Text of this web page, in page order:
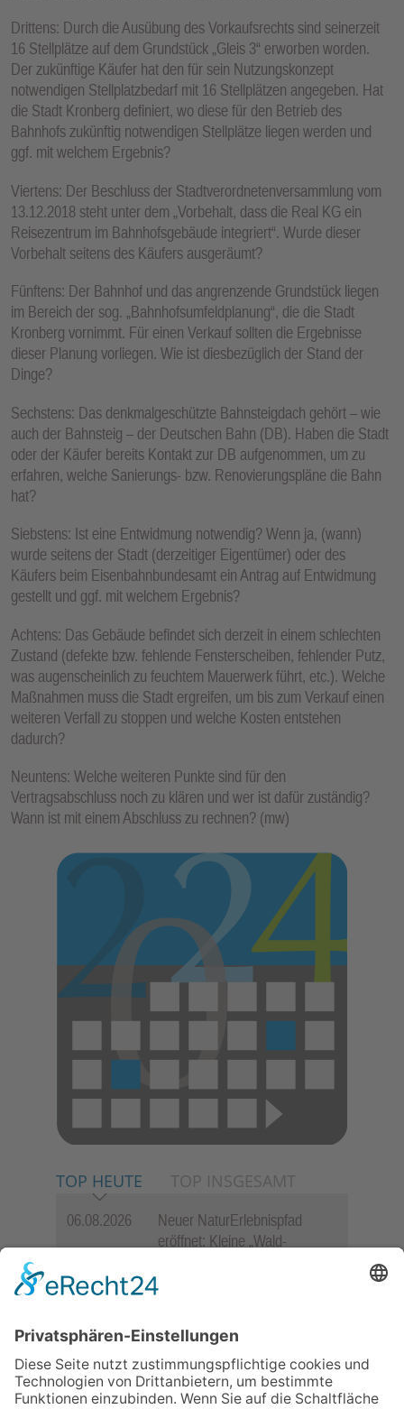
Drittens: Durch die Ausübung des Vorkaufsrechts sind seinerzeit
16 Stellplätze auf dem Grundstück „Gleis 3“ erworben worden.
Der zukünftige Käufer hat den für sein Nutzungskonzept
notwendigen Stellplatzbedarf mit 16 Stellplätzen angegeben. Hat
die Stadt Kronberg definiert, wo diese für den Betrieb des
Bahnhofs zukünftig notwendigen Stellplätze liegen werden und
ggf. mit welchem Ergebnis?
Viertens: Der Beschluss der Stadtverordnetenversammlung vom
13.12.2018 steht unter dem „Vorbehalt, dass die Real KG ein
Reisezentrum im Bahnhofsgebäude integriert“. Wurde dieser
Vorbehalt seitens des Käufers ausgeräumt?
Fünftens: Der Bahnhof und das angrenzende Grundstück liegen
im Bereich der sog. „Bahnhofsumfeldplanung“, die die Stadt
Kronberg vornimmt. Für einen Verkauf sollten die Ergebnisse
dieser Planung vorliegen. Wie ist diesbezüglich der Stand der
Dinge?
Sechstens: Das denkmalgeschützte Bahnsteigdach gehört – wie
auch der Bahnsteig – der Deutschen Bahn (DB). Haben die Stadt
oder der Käufer bereits Kontakt zur DB aufgenommen, um zu
erfahren, welche Sanierungs- bzw. Renovierungspläne die Bahn
hat?
Siebstens: Ist eine Entwidmung notwendig? Wenn ja, (wann)
wurde seitens der Stadt (derzeitiger Eigentümer) oder des
Käufers beim Eisenbahnbundesamt ein Antrag auf Entwidmung
gestellt und ggf. mit welchem Ergebnis?
Achtens: Das Gebäude befindet sich derzeit in einem schlechten
Zustand (defekte bzw. fehlende Fensterscheiben, fehlender Putz,
was augenscheinlich zu feuchtem Mauerwerk führt, etc.). Welche
Maßnahmen muss die Stadt ergreifen, um bis zum Verkauf einen
weiteren Verfall zu stoppen und welche Kosten entstehen
dadurch?
Neuntens: Welche weiteren Punkte sind für den
Vertragsabschluss noch zu klären und wer ist dafür zuständig?
Wann ist mit einem Abschluss zu rechnen? (mw)
TOP HEUTE TOP INSGESAMT
06.08.2026
Neuer NaturErlebnispfad
eröffnet: Kleine „Wald-
Königstein beben
Heimat“ – Lions-Präsident
Jürgen Rohrmann setzt auf